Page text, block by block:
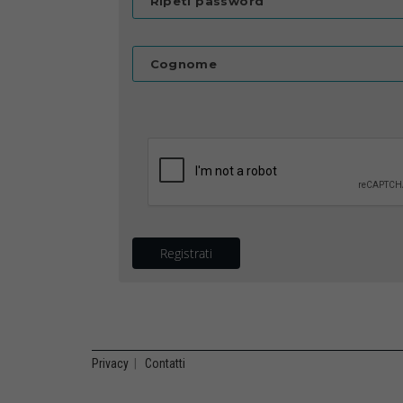
Cognome
Registrati
Privacy Contatti